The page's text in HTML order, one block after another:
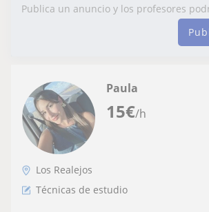
Publica un anuncio y los profesores
15€/h
Paula
Los Realejos
Técnicas de estudio